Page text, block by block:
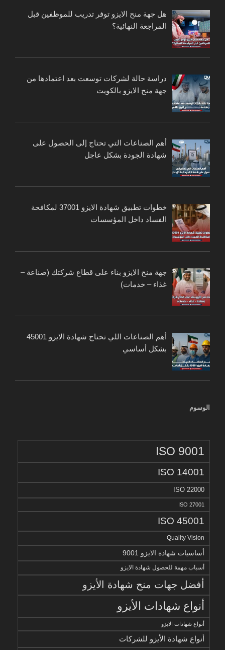
هل جهة منح الايزو توفر تدريب للموظفين قبل
المراجعة النهائية؟
دراسة حالة لشركات توسعت بعد اعتمادها من
جهة منح الايزو بالكويت
أهم الصناعات التي تحتاج إلى الحصول على
شهادة الجودة بشكل عاجل
خطوات تطبيق شهادة الايزو 37001 لمكافحة
الفساد داخل المؤسسات
جهة منح الايزو بناء على قطاع شركتك (صناعة –
غذاء – خدمات)
أهم الصناعات اللي تحتاج شهادة الايزو 45001
بشكل أساسي
الوسوم
ISO 9001
ISO 14001
ISO 22000
ISO 27001
ISO 45001
Quality Vision
أساسيات شهادة الايزو 9001
أسباب مهمة للحصول شهادة الايزو
أفضل جهات منح شهادة الأيزو
أنواع شهادات الأيزو
أنواع شهادات الايزو
أنواع شهادة الأيزو للشركات